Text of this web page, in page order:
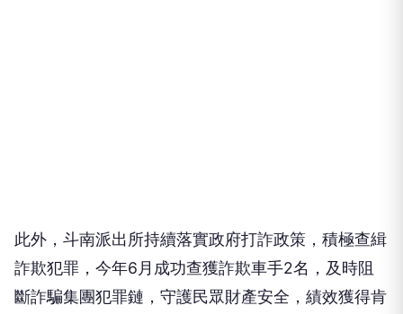
此外，斗南派出所持續落實政府打詐政策，積極查緝
詐欺犯罪，今年6月成功查獲詐欺車手2名，及時阻
斷詐騙集團犯罪鏈，守護民眾財產安全，績效獲得肯